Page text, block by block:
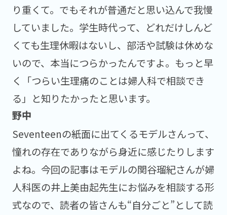
り重くて。でもそれが普通だと思い込んで我慢
していました。学生時代って、どれだけしんど
くても生理休暇はないし、部活や試験は休めな
いので、本当につらかったんですよ。もっと早
く「つらい生理痛のことは婦人科で相談でき
る」と知りたかったと思います。
Seventeenの紙面に出てくるモデルさんって、
憧れの存在でありながら身近に感じたりします
よね。今回の記事はモデルの関谷瑠紀さんが婦
人科医の井上美由起先生にお悩みを相談する形
式なので、読者の皆さんも“自分ごと”として読